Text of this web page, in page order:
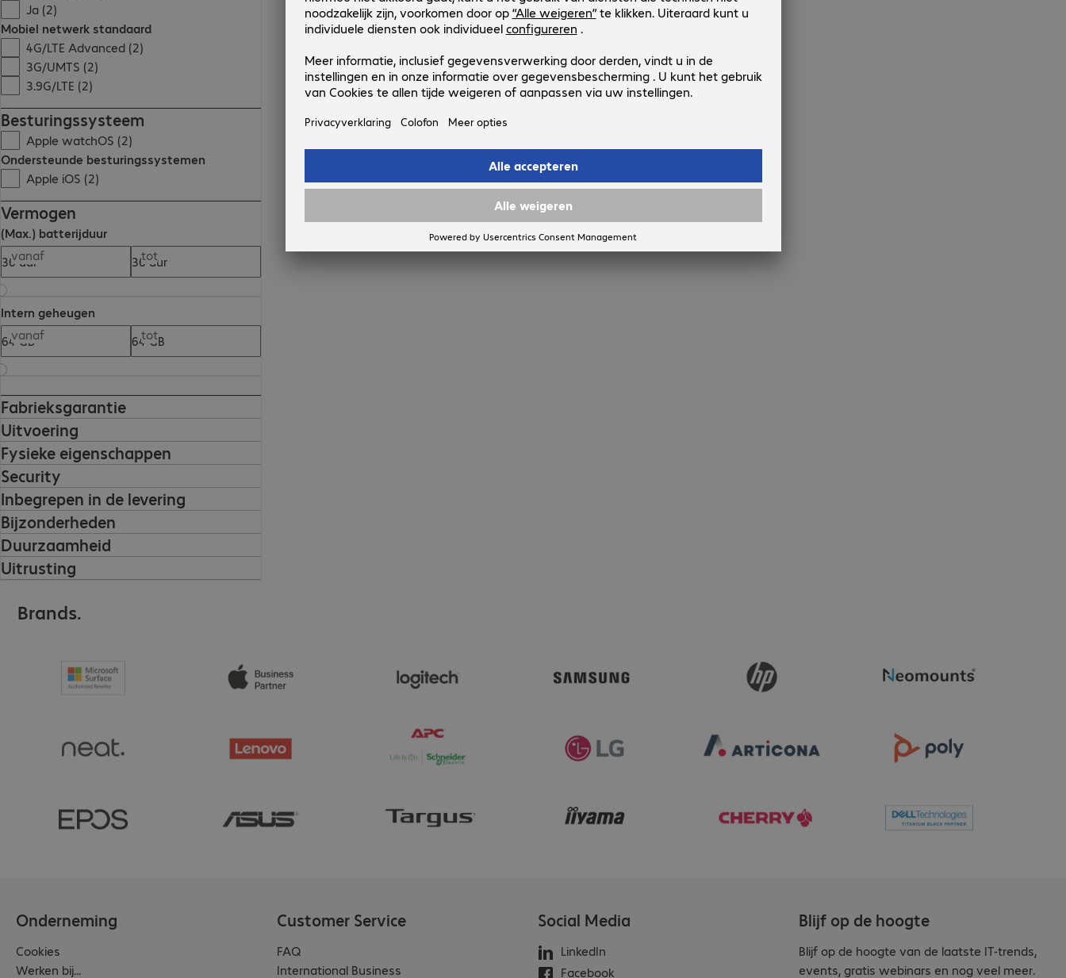
Ja (2)
Mobiel netwerk standaard
4G/LTE Advanced (2)
3G/UMTS (2)
3.9G/LTE (2)
Besturingssysteem
Apple watchOS (2)
Ondersteunde besturingssystemen
Apple iOS (2)
Vermogen
(Max.) batterijduur
vanaf
tot
Intern geheugen
vanaf
tot
Fabrieksgarantie
Uitvoering
Fysieke eigenschappen
Security
Inbegrepen in de levering
Bijzonderheden
Duurzaamheid
Uitrusting
Brands.
Onderneming
Cookies
Werken bij...
Customer Service
FAQ
International Business
Social Media
LinkedIn
Facebook
Blijf op de hoogte
Blijf op de hoogte van de laatste IT-trends,
events, gratis webinars en nog veel meer.